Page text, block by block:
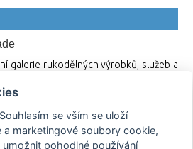
galerie rukodělných výrobků, služeb a
nebo jen nakupovat.
hosting.cz - webhosting, VPS
se vším se uloží
a marketingové soubory cookie,
pohodlné používání